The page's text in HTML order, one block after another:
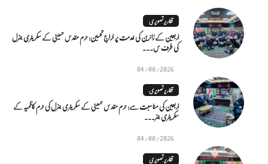
تقاریر تصویری
اربعین کے زائرین کی خدمت پر خراجِ تحسین: حرم مقدس حسینی کے سکریٹری جنرل
کی طرف س...
04/08/2026
تقاریر تصویری
اربعین کی مناسبت سے: حرم مقدس حسینی کے سکریٹری جنرل کی حرم کاظمیہ کے
سکریٹری جنر...
04/08/2026
تقاریر تصویری